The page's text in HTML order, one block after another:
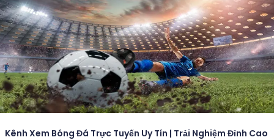
Kênh Xem Bóng Đá Trực Tuyến Uy Tín | Trải Nghiệm Đỉnh Cao